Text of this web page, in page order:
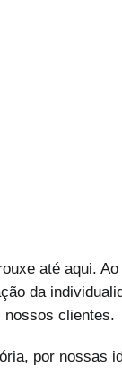
até aqui.
da
nossos clientes.
por nossas